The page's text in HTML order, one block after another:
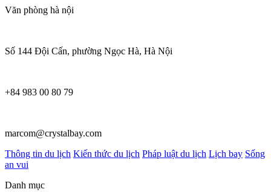
Văn phòng hà nội
Số 144 Đội Cấn, phường Ngọc Hà, Hà Nội
+84 983 00 80 79
marcom@crystalbay.com
Thông tin du lịch Kiến thức du lịch Pháp luật du lịch Lịch bay Sống
an vui
Danh mục